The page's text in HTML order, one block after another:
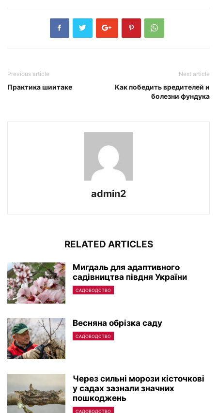
Previous article
Практика шиитаке
Next article
Как победить вредителей и
болезни фундука
admin2
RELATED ARTICLES
Мигдаль для адаптивного
садівництва півдня України
САДОВОДСТВО
Весняна обрізка саду
САДОВОДСТВО
Через сильні морози кісточкові
у садах зазнали значних
пошкоджень
САДОВОДСТВО